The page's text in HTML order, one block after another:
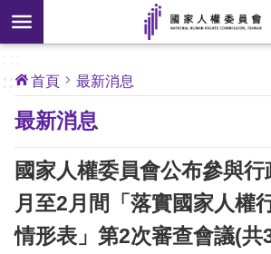
前往主要內容區塊
搜
尋
開
新
]
核
心
人
權
公
約
關
於
:::
首頁 最新消息
最新消息
國家人權委員會公布參與
月至2月間「落實國家人權
情形表」第2次審查會議(共